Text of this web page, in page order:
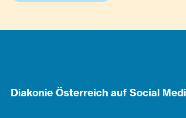
Diakonie Österreich auf Social